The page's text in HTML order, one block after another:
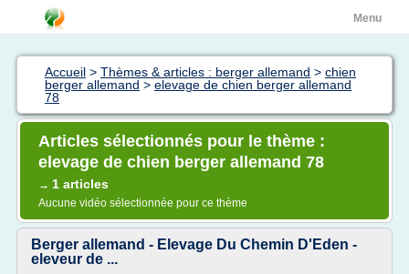
Menu
Accueil > Thèmes & articles : berger allemand > chien
berger allemand > elevage de chien berger allemand
78
Articles sélectionnés pour le thème :
elevage de chien berger allemand 78
→ 1 articles
Aucune vidéo sélectionnée pour ce thème
Berger allemand - Elevage Du Chemin D'Eden -
eleveur de ...